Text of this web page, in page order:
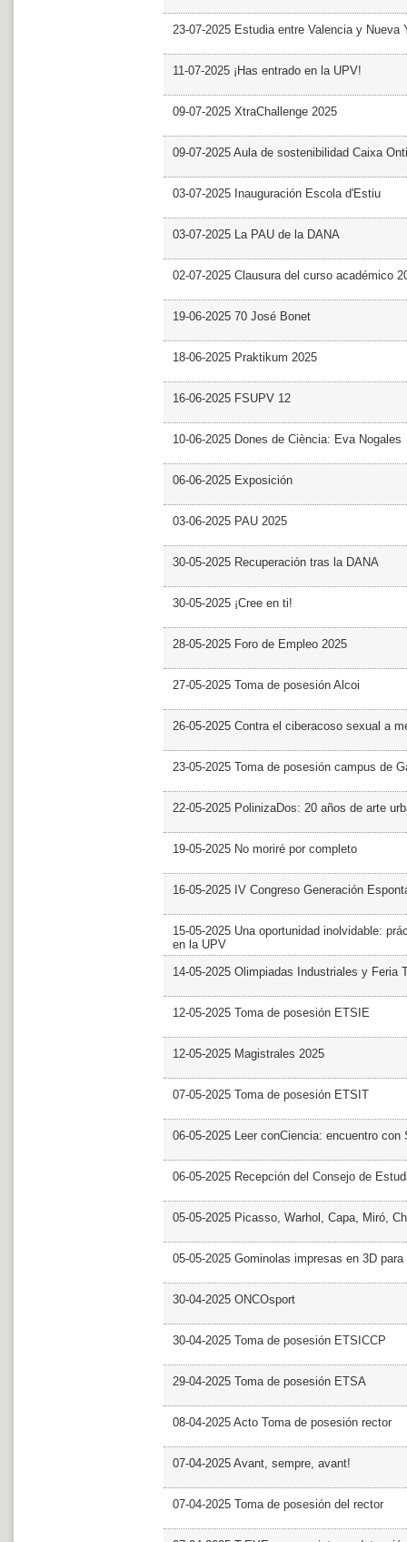
23-07-2025 Estudia entre Valencia y Nueva
11-07-2025 ¡Has entrado en la UPV!
09-07-2025 XtraChallenge 2025
09-07-2025 Aula de sostenibilidad Caixa
03-07-2025 Inauguración Escola d'Estiu
03-07-2025 La PAU de la DANA
02-07-2025 Clausura del curso académico
19-06-2025 70 José Bonet
18-06-2025 Praktikum 2025
16-06-2025 FSUPV 12
10-06-2025 Dones de Ciència: Eva Nogales
06-06-2025 Exposición
03-06-2025 PAU 2025
30-05-2025 Recuperación tras la DANA
30-05-2025 ¡Cree en ti!
28-05-2025 Foro de Empleo 2025
27-05-2025 Toma de posesión Alcoi
26-05-2025 Contra el ciberacoso sexual a
23-05-2025 Toma de posesión campus de
22-05-2025 PolinizaDos: 20 años de arte
19-05-2025 No moriré por completo
16-05-2025 IV Congreso Generación
15-05-2025 Una oportunidad inolvidable:
en la UPV
14-05-2025 Olimpiadas Industriales y Feria
12-05-2025 Toma de posesión ETSIE
12-05-2025 Magistrales 2025
07-05-2025 Toma de posesión ETSIT
06-05-2025 Leer conCiencia: encuentro con
06-05-2025 Recepción del Consejo de
05-05-2025 Picasso, Warhol, Capa, Miró,
05-05-2025 Gominolas impresas en 3D
30-04-2025 ONCOsport
30-04-2025 Toma de posesión ETSICCP
29-04-2025 Toma de posesión ETSA
08-04-2025 Acto Toma de posesión rector
07-04-2025 Avant, sempre, avant!
07-04-2025 Toma de posesión del rector